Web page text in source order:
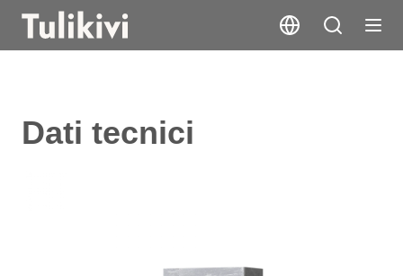
Dati tecnici